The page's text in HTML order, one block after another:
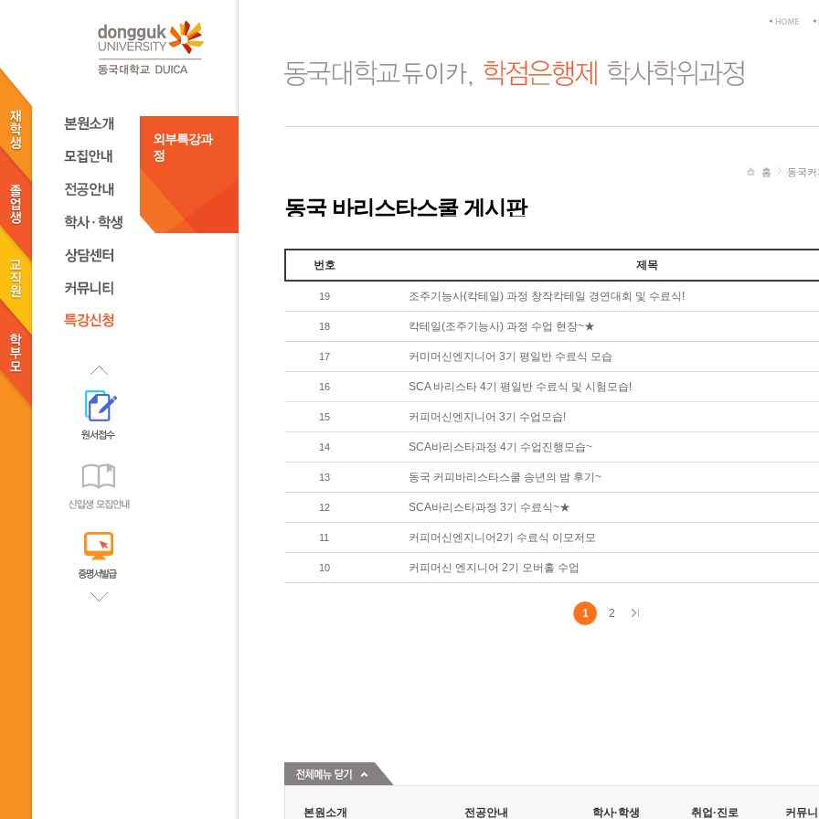
외부특강과
정
동국 바리스타스쿨 게시판
홈 동국
번호 제목
19 조주기능사(칵테일) 과정 창작칵테일 경연대회 및 수료식!
18 칵테일(조주기능사) 과정 수업 현장~★
17 커미머신엔지니어 3기 평일반 수료식 모습
16 SCA 바리스타 4기 평일반 수료식 및 시험모습!
15 커피머신엔지니어 3기 수업모습!
14 SCA바리스타과정 4기 수업진행모습~
13 동국 커피바리스타스쿨 송년의 밤 후기~
12 SCA바리스타과정 3기 수료식~★
11 커피머신엔지니어2기 수료식 이모저모
10 커피머신 엔지니어 2기 오버홀 수업
1 2
본원소개 전공안내 학사·학생 취업·진로 커뮤